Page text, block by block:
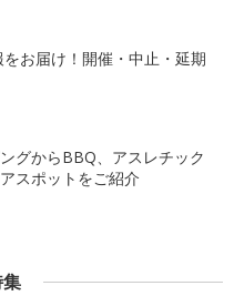
お届け！開催・中止・延期
グからBBQ、アスレチック
スポットをご紹介